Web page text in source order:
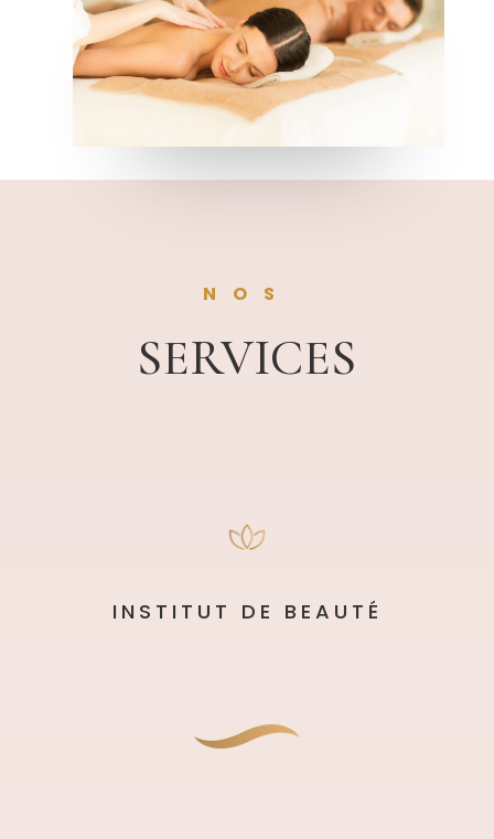
NOS
SERVICES
INSTITUT DE BEAUTÉ